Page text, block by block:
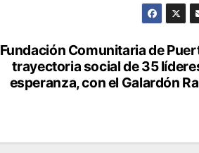
Fundación Comunitaria de
trayectoria social de 35
esperanza, con el Galardón